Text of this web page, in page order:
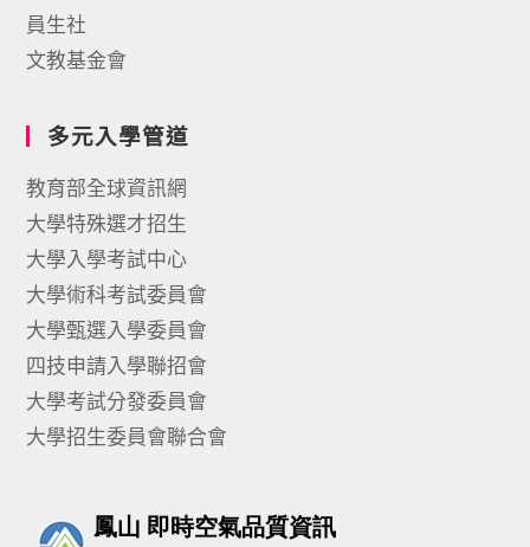
員生社
文教基金會
多元入學管道
教育部全球資訊網
大學特殊選才招生
大學入學考試中心
大學術科考試委員會
大學甄選入學委員會
四技申請入學聯招會
大學考試分發委員會
大學招生委員會聯合會